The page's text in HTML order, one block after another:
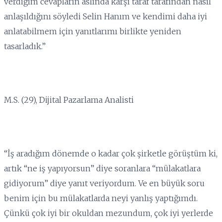
anlaşıldığını söyledi Selin Hanım ve kendimi daha iyi
anlatabilmem için yanıtlarımı birlikte yeniden
tasarladık.”
M.S. (29), Dijital Pazarlama Analisti
“İş aradığım dönemde o kadar çok şirketle görüştüm ki,
artık “ne iş yapıyorsun” diye soranlara “mülakatlara
gidiyorum” diye yanıt veriyordum. Ve en büyük soru
benim için bu mülakatlarda neyi yanlış yaptığımdı.
Çünkü çok iyi bir okuldan mezundum, çok iyi yerlerde